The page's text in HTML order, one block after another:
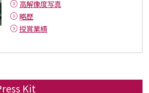
高解像度写真
略歴
授賞業績
Kit